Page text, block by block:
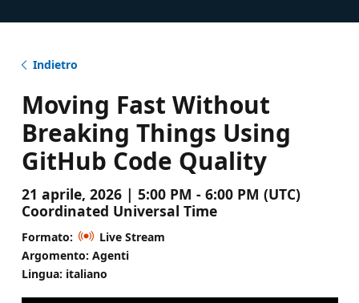
Indietro
Moving Fast Without
Breaking Things Using
GitHub Code Quality
21 aprile, 2026 | 5:00 PM - 6:00 PM (UTC)
Coordinated Universal Time
Formato:
Live Stream
Argomento: Agenti
Lingua: italiano